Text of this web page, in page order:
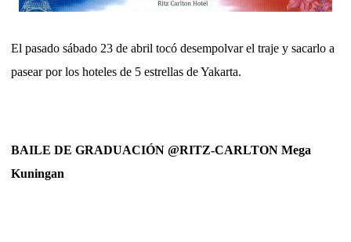
El pasado sábado 23 de abril tocó desempolvar el traje y sacarlo a
pasear por los hoteles de 5 estrellas de Yakarta.
BAILE DE GRADUACIÓN @RITZ-CARLTON Mega
Kuningan